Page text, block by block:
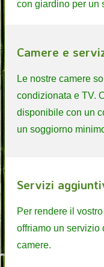
con giardino per un
Camere e
Le nostre camere
condizionata e TV.
disponibile con un
un soggiorno
Servizi
Per rendere il
offriamo un servizio
camere.